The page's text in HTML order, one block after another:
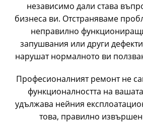
независимо дали става
бизнеса ви. Отстраняваме
неправилно
запушвания или други
нарушат нормалното ви
Професионалният ремонт не
функционалността на
удължава нейния
това, правилно